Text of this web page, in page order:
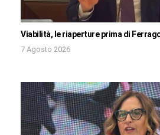
Viabilità, le riaperture prima di
7 Agosto 2026